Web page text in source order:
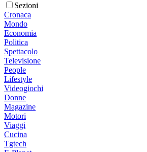
Sezioni
Cronaca
Mondo
Economia
Politica
Spettacolo
Televisione
People
Lifestyle
Videogiochi
Donne
Magazine
Motori
Viaggi
Cucina
Tgtech